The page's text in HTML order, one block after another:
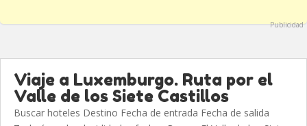
Publicidad
Viaje a Luxemburgo. Ruta por el
Valle de los Siete Castillos
Buscar hoteles Destino Fecha de entrada Fecha de salida